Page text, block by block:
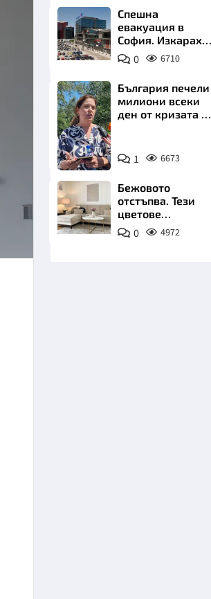
Спешна
евакуация в
София. Изкараха
хиляди на
улицата
0 6710
Снимка:
БТА
България печели
милиони всеки
ден от кризата по
1 6673
Бежовото
отстъпва. Тези
цветове
превземат
всекидневната
0 4972